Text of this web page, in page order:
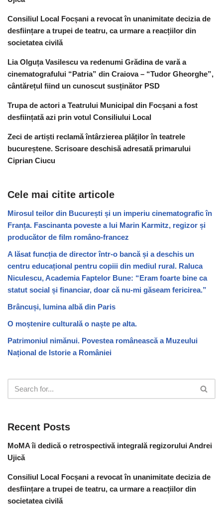
Consiliul Local Focșani a revocat în unanimitate decizia de
desființare a trupei de teatru, ca urmare a reacțiilor din
societatea civilă
Lia Olguța Vasilescu va redenumi Grădina de vară a
cinematografului “Patria” din Craiova – “Tudor Gheorghe”,
cântărețul fiind un cunoscut susținător PSD
Trupa de actori a Teatrului Municipal din Focșani a fost
desființată azi prin votul Consiliului Local
Zeci de artiști reclamă întârzierea plăților în teatrele
bucureștene. Scrisoare deschisă adresată primarului
Ciprian Ciucu
Cele mai citite articole
Mirosul teilor din București și un imperiu cinematografic în
Franța. Fascinanta poveste a lui Marin Karmitz, regizor și
producător de film româno-francez
A lăsat funcția de director într-o bancă și a deschis un
centru educațional pentru copiii din mediul rural. Raluca
Niculescu, Academia Faptelor Bune: “Eram foarte bine ca
statut social și financiar, doar că nu-mi găseam fericirea.”
Brâncuși, lumina albă din Paris
O moștenire culturală o naște pe alta.
Patrimoniul nimănui. Povestea românească a Muzeului
Național de Istorie a României
Recent Posts
MoMA îi dedică o retrospectivă integrală regizorului Andrei
Ujică
Consiliul Local Focșani a revocat în unanimitate decizia de
desființare a trupei de teatru, ca urmare a reacțiilor din
societatea civilă